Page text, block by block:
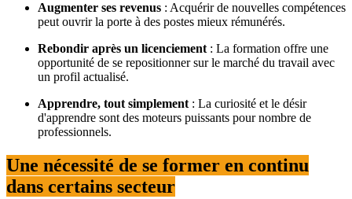
Augmenter ses revenus : Acquérir de nouvelles compétences
peut ouvrir la porte à des postes mieux rémunérés.
Rebondir après un licenciement : La formation offre une
opportunité de se repositionner sur le marché du travail avec
un profil actualisé.
Apprendre, tout simplement : La curiosité et le désir
d'apprendre sont des moteurs puissants pour nombre de
professionnels.
Une nécessité de se former en continu
dans certains secteur